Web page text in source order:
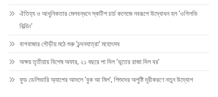
ঐতিহ্য ও আধুনিকতার মেলবন্ধনে স্কটিশ চার্চ কলেজে নবরূপে উদ্বোধন হল ‘ওগিলভি
বিল্ডিং’
বাগবাজার গৌড়ীয় মঠে শুরু ‘চন্দনযাত্রা’ মহোৎসব
অক্ষয় তৃতীয়ায় বিশেষ অফার, ২১ বছরে পা দিল ‘ভূতের রাজা দিল বর’
ফুড ডেলিভারি অ্যাপের আদলে ‘বুক আ মিল’, শিশুদের অপুষ্টি দূরীকরণে নতুন উদ্যোগ